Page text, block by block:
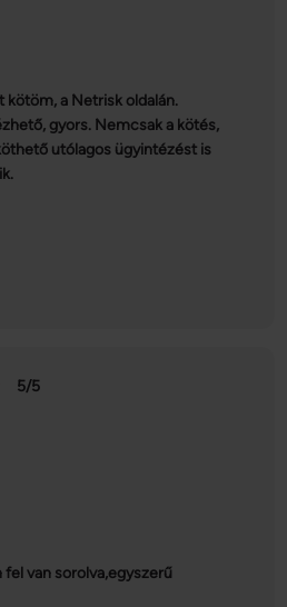
a Netrisk oldalán.
gyors. Nemcsak a kötés,
utólagos ügyintézést is
5/5
van sorolva,egyszerű